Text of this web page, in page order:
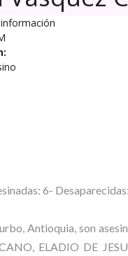
6-
Antioquia, son
ELADIO DE